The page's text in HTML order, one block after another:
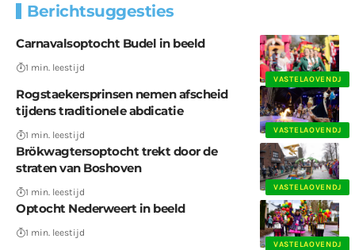
Berichtsuggesties
VASTELAOVENDJ
Carnavalsoptocht Budel in beeld
1 min. leestijd
VASTELAOVENDJ
Rogstaekersprinsen nemen afscheid
tijdens traditionele abdicatie
1 min. leestijd
VASTELAOVENDJ
Brökwagtersoptocht trekt door de
straten van Boshoven
1 min. leestijd
VASTELAOVENDJ
Optocht Nederweert in beeld
1 min. leestijd